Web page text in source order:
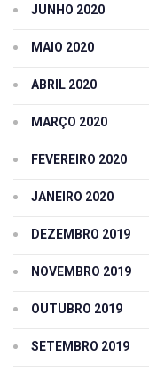
JUNHO 2020
MAIO 2020
ABRIL 2020
MARÇO 2020
FEVEREIRO 2020
JANEIRO 2020
DEZEMBRO 2019
NOVEMBRO 2019
OUTUBRO 2019
SETEMBRO 2019